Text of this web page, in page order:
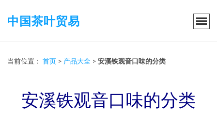
中国茶叶贸易
当前位置： 首页 > 产品大全 > 安溪铁观音口味的分类
安溪铁观音口味的分类